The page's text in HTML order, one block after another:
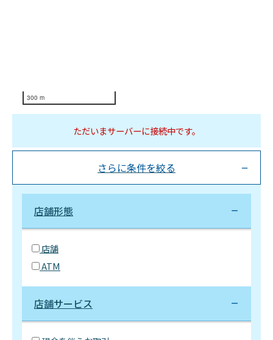
300 m
ただいまサーバーに接続中です。
さらに条件を絞る
店舗形態
店舗
ATM
店舗サービス